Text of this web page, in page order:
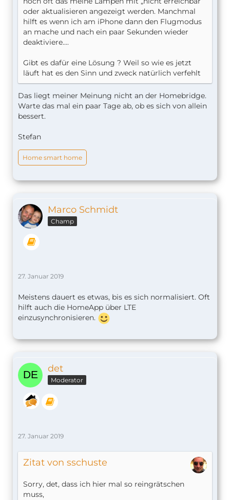
oder aktualisieren angezeigt werden. Manchmal
hilft es wenn ich am iPhone dann den Flugmodus
an mache und nach ein paar Sekunden wieder
deaktiviere....
Gibt es dafür eine Lösung ? Weil so wie es jetzt
läuft hat es den Sinn und zweck natürlich verfehlt
Das liegt meiner Meinung nicht an der Homebridge.
Warte das mal ein paar Tage ab, ob es sich von allein
bessert.
Stefan
Home smart home
Marco Schmidt
Champ
27. Januar 2019
Meistens dauert es etwas, bis es sich normalisiert. Oft
hilft auch die HomeApp über LTE
einzusynchronisieren.
det
Moderator
27. Januar 2019
Zitat von sschuste
Sorry, det, dass ich hier mal so reingrätschen
muss,